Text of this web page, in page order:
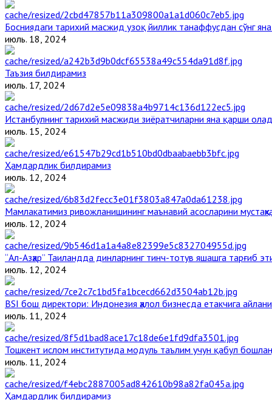
Босниядаги тарихий масжид узоқ йиллик танаффусдан сўнг
июль. 18, 2024
Таъзия билдирамиз
июль. 17, 2024
Истанбулнинг тарихий масжиди зиёратчиларни яна қарши
июль. 15, 2024
Ҳамдардлик билдирамиз
июль. 12, 2024
Мамлакатимиз ривожланишининг маънавий асосларини
июль. 12, 2024
“Ал-Азҳар” Таиландда динларнинг тинч-тотув яшашга тарғиб
июль. 12, 2024
BSI бош директори: Индонезия ҳалол бизнесда етакчига
июль. 11, 2024
Тошкент ислом институтида модуль таълим учун қабул
июль. 11, 2024
Ҳамдардлик билдирамиз